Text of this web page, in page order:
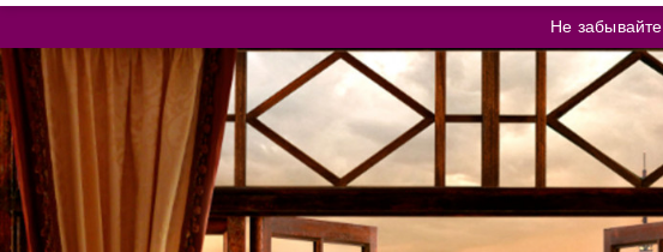
ПОПУЛЯРНЫЕ
Фотообои в детскую
Дизайнерские листья
3D Фотообои
ТЕМАТИКИ
Фотообои перья
Фотообои карта
Фотообои
Не